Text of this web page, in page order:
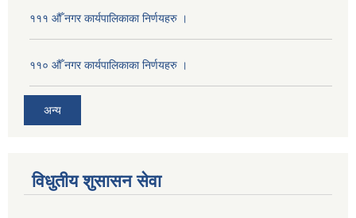
१११ औँ नगर कार्यपालिकाका निर्णयहरु ।
११० औँ नगर कार्यपालिकाका निर्णयहरु ।
अन्य
विधुतीय शुसासन सेवा